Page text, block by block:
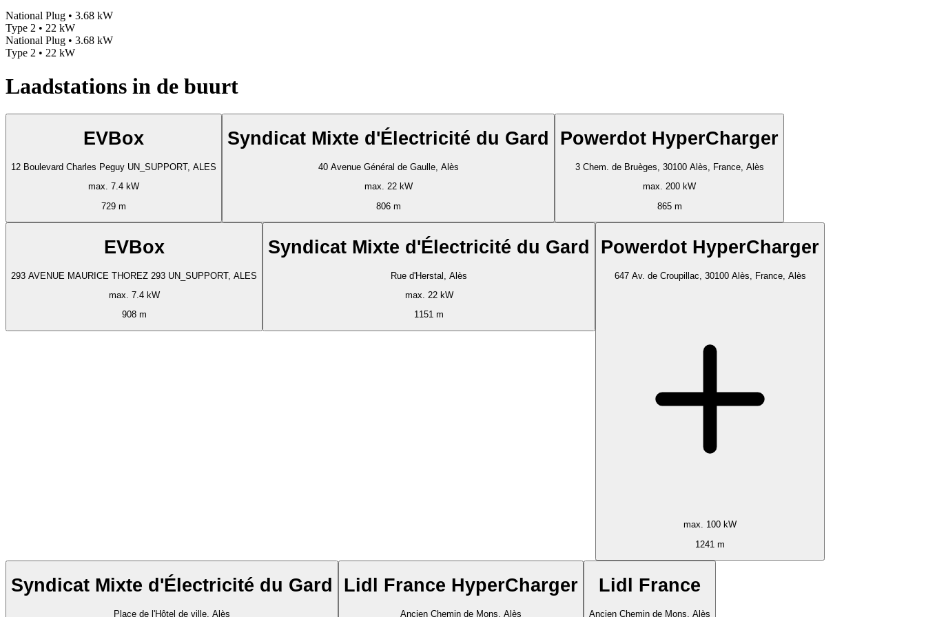
National Plug • 3.68 kW
Type 2 • 22 kW
National Plug • 3.68 kW
Type 2 • 22 kW
Laadstations in de buurt
EVBox
12 Boulevard Charles Peguy UN_SUPPORT, ALES
max. 7.4 kW
729 m
Syndicat Mixte d'Électricité du Gard
40 Avenue Général de Gaulle, Alès
max. 22 kW
806 m
Powerdot HyperCharger
3 Chem. de Bruèges, 30100 Alès, France, Alès
max. 200 kW
865 m
EVBox
293 AVENUE MAURICE THOREZ 293 UN_SUPPORT, ALES
max. 7.4 kW
908 m
Syndicat Mixte d'Électricité du Gard
Rue d'Herstal, Alès
max. 22 kW
1151 m
Powerdot HyperCharger
647 Av. de Croupillac, 30100 Alès, France, Alès
max. 100 kW
1241 m
Syndicat Mixte d'Électricité du Gard
Place de l'Hôtel de ville, Alès
Lidl France HyperCharger
Ancien Chemin de Mons, Alès
Lidl France
Ancien Chemin de Mons, Alès